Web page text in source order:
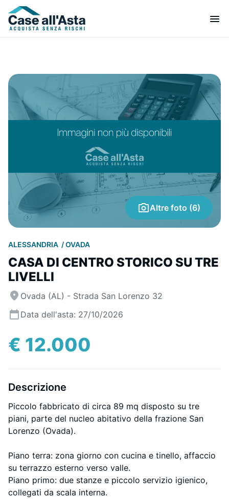
Altre foto (6)
ALESSANDRIA OVADA
CASA DI CENTRO STORICO SU TRE
LIVELLI
Ovada (AL) - Strada San Lorenzo 32
Data dell'asta: 27/10/2026
€ 12.000
Descrizione
Piccolo fabbricato di circa 89 mq disposto su tre
piani, parte del nucleo abitativo della frazione San
Lorenzo (Ovada).
Piano terra: zona giorno con cucina e tinello, affaccio
su terrazzo esterno verso valle.
Piano primo: due stanze e piccolo servizio igienico,
collegati da scala interna.